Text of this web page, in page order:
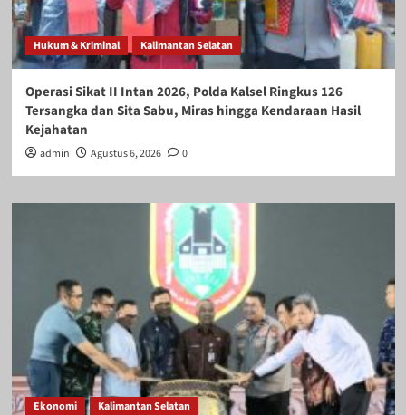
Hukum & Kriminal Kalimantan Selatan
Operasi Sikat II Intan 2026, Polda Kalsel Ringkus 126
Tersangka dan Sita Sabu, Miras hingga Kendaraan Hasil
Kejahatan
admin Agustus 6, 2026 0
Ekonomi Kalimantan Selatan